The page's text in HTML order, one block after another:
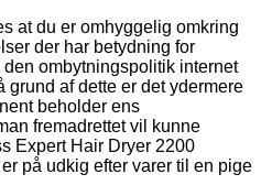
at du er omhyggelig omkring
der har betydning for
ombytningspolitik internet
grund af dette er det ydermere
beholder ens
fremadrettet vil kunne
Expert Hair Dryer 2200
på udkig efter varer til en pige